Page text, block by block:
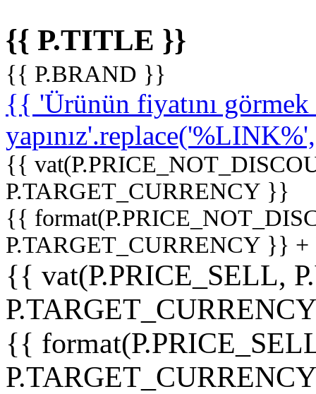
{{ P.TITLE }}
{{ P.BRAND }}
{{ 'Ürünün fiyatını
{{
P.TARGET_CURRENCY }}
{{
P.TARGET_CURRENCY }}
{{ vat(P.PRICE_SELL,
{{